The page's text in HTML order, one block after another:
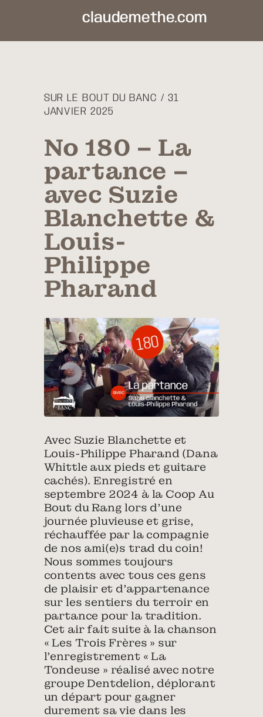
claudemethe.com
SUR LE BOUT DU BANC / 31
JANVIER 2025
No 180 – La
partance –
avec Suzie
Blanchette &
Louis-
Philippe
Pharand
Avec Suzie Blanchette et
Louis-Philippe Pharand (Dana
Whittle aux pieds et guitare
cachés). Enregistré en
septembre 2024 à la Coop Au
Bout du Rang lors d’une
journée pluvieuse et grise,
réchauffée par la compagnie
de nos ami(e)s trad du coin!
Nous sommes toujours
contents avec tous ces gens
de plaisir et d’appartenance
sur les sentiers du terroir en
partance pour la tradition.
Cet air fait suite à la chanson
« Les Trois Frères » sur
l’enregistrement « La
Tondeuse » réalisé avec notre
groupe Dentdelion, déplorant
un départ pour gagner
durement sa vie dans les